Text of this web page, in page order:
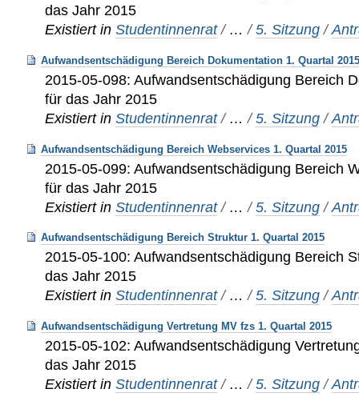
das Jahr 2015
Existiert in Studentinnenrat / …/5. Sitzung /
Aufwandsentschädigung Bereich Dokumentation 1. Quartal 2015
2015-05-098: Aufwandsentschädigung Bereich
für das Jahr 2015
Existiert in Studentinnenrat / …/5. Sitzung /
Aufwandsentschädigung Bereich Webservices 1. Quartal 2015
2015-05-099: Aufwandsentschädigung Bereich
für das Jahr 2015
Existiert in Studentinnenrat / …/5. Sitzung /
Aufwandsentschädigung Bereich Struktur 1. Quartal 2015
2015-05-100: Aufwandsentschädigung Bereich
das Jahr 2015
Existiert in Studentinnenrat / …/5. Sitzung /
Aufwandsentschädigung Vertretung MV fzs 1. Quartal 2015
2015-05-102: Aufwandsentschädigung
das Jahr 2015
Existiert in Studentinnenrat / …/5. Sitzung /